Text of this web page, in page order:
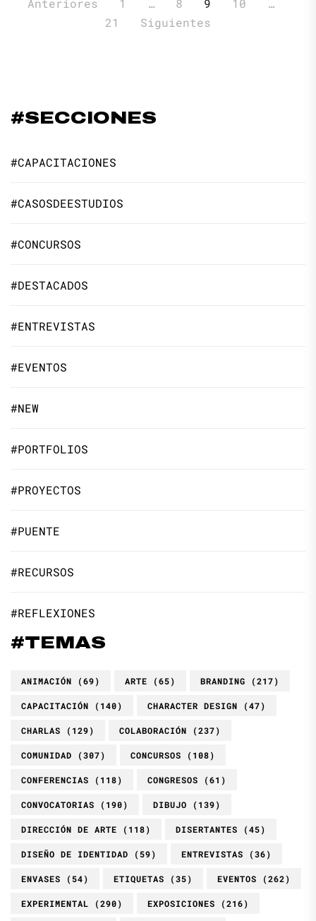
Anteriores 1 … 8 9 10
…
21
Siguientes
#SECCIONES
#CAPACITACIONES
#CASOSDEESTUDIOS
#CONCURSOS
#DESTACADOS
#ENTREVISTAS
#EVENTOS
#NEW
#PORTFOLIOS
#PROYECTOS
#PUENTE
#RECURSOS
#REFLEXIONES
#TEMAS
ANIMACIÓN (69) ARTE (65) BRANDING (217)
CAPACITACIÓN (140) CHARACTER DESIGN (47)
CHARLAS (129) COLABORACIÓN (237)
COMUNIDAD (307) CONCURSOS (108)
CONFERENCIAS (118) CONGRESOS (61)
CONVOCATORIAS (190) DIBUJO (139)
DIRECCIÓN DE ARTE (118) DISERTANTES (45)
DISEÑO DE IDENTIDAD (59) ENTREVISTAS (36)
ENVASES (54) ETIQUETAS (35) EVENTOS (262)
EXPERIMENTAL (290) EXPOSICIONES (216)